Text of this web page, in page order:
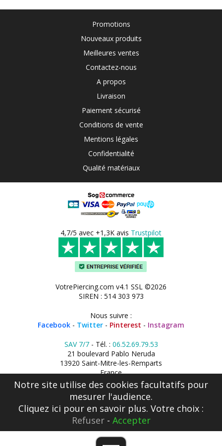
Promotions
Nouveaux produits
Meilleures ventes
Contactez-nous
A propos
Livraison
Paiement sécurisé
Conditions de vente
Mentions légales
Confidentialité
Qualité matériaux
4,7/5 avec +1,3K avis Trustpilot
VotrePiercing.com v4.1 SSL ©2026
SIREN : 514 303 973
Nous suivre :
Facebook - Twitter - Pinterest - Instagram
SAV 7/7- Tél. : 06.52.69.79.53
21 boulevard Pablo Neruda
13920 Saint-Mitre-les-Remparts
France
Notre site utilise des cookies facultatifs pour
mesurer l'audience.
Cliquez ici pour en savoir plus. Votre choix :
Refuser- Accepter